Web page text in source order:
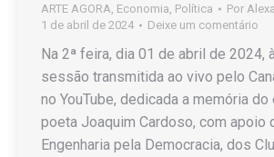
ARTE AGORA Economia Política Por
1 de abril de 2024
Deixe um comentário
Na 2ª feira, dia 01 de abril de 2024,
sessão transmitida ao vivo pelo
no YouTube, dedicada a memória do
poeta Joaquim Cardoso, com apoio
Engenharia pela Democracia, dos